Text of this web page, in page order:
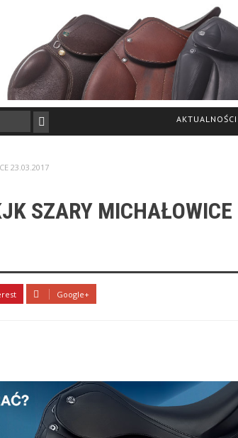
AKTUALNOŚCI
23.03.2017
SZARY MICHAŁOWICE
Google+